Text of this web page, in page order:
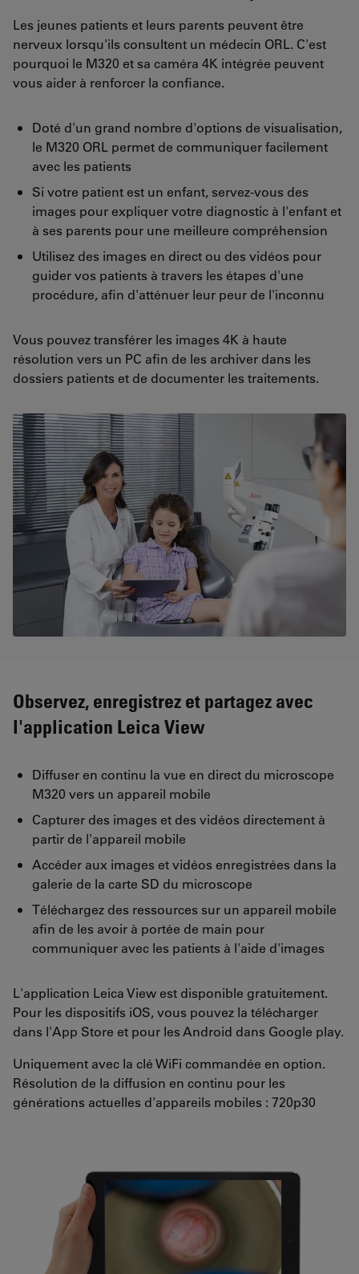
Les jeunes patients et leurs parents peuvent être
nerveux lorsqu'ils consultent un médecin ORL. C'est
pourquoi le M320 et sa caméra 4K intégrée peuvent
vous aider à renforcer la confiance.
Doté d'un grand nombre d'options de visualisation,
le M320 ORL permet de communiquer facilement
avec les patients
Si votre patient est un enfant, servez-vous des
images pour expliquer votre diagnostic à l'enfant et
à ses parents pour une meilleure compréhension
Utilisez des images en direct ou des vidéos pour
guider vos patients à travers les étapes d'une
procédure, afin d'atténuer leur peur de l'inconnu
Vous pouvez transférer les images 4K à haute
résolution vers un PC afin de les archiver dans les
dossiers patients et de documenter les traitements.
Observez, enregistrez et partagez avec
l'application Leica View
Diffuser en continu la vue en direct du microscope
M320 vers un appareil mobile
Capturer des images et des vidéos directement à
partir de l'appareil mobile
Accéder aux images et vidéos enregistrées dans la
galerie de la carte SD du microscope
Téléchargez des ressources sur un appareil mobile
afin de les avoir à portée de main pour
communiquer avec les patients à l'aide d'images
L'application Leica View est disponible gratuitement.
Pour les dispositifs iOS, vous pouvez la télécharger
dans l'App Store et pour les Android dans Google play.
Uniquement avec la clé WiFi commandée en option.
Résolution de la diffusion en continu pour les
générations actuelles d'appareils mobiles : 720p30